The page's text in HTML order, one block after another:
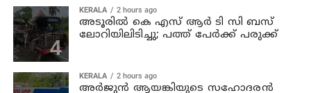
KERALA 2 hours ago
അടൂരില്‍ കെ എസ് ആര്‍ ടി സി ബസ്
ലോറിയിലിടിച്ചു; പത്ത് പേര്‍ക്ക് പരുക്ക്
KERALA 2 hours ago
അര്‍ജുന്‍ ആയങ്കിയുടെ സഹോദരന്‍